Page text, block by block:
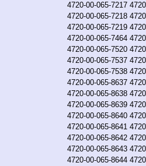
4720-00-065-7217
4720-00-065-7218
4720-00-065-7219
4720-00-065-7464
4720-00-065-7520
4720-00-065-7537
4720-00-065-7538
4720-00-065-8637
4720-00-065-8638
4720-00-065-8639
4720-00-065-8640
4720-00-065-8641
4720-00-065-8642
4720-00-065-8643
4720-00-065-8644